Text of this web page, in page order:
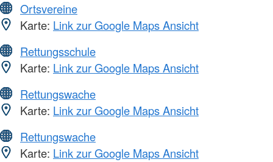
Ortsvereine
Karte: Link zur Google Maps Ansicht
Rettungsschule
Karte: Link zur Google Maps Ansicht
Rettungswache
Karte: Link zur Google Maps Ansicht
Rettungswache
Karte: Link zur Google Maps Ansicht